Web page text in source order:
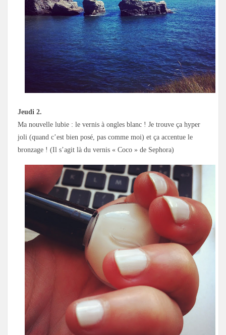
Jeudi 2.
Ma nouvelle lubie : le vernis à ongles blanc ! Je trouve ça hyper
joli (quand c’est bien posé, pas comme moi) et ça accentue le
bronzage ! (Il s’agit là du vernis « Coco » de Sephora)